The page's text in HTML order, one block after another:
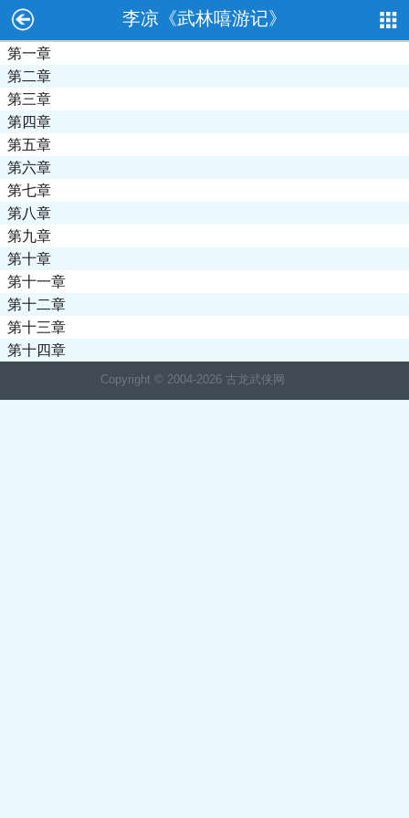
李凉《武林嘻游记》
第一章
第二章
第三章
第四章
第五章
第六章
第七章
第八章
第九章
第十章
第十一章
第十二章
第十三章
第十四章
Copyright © 2004-2026 古龙武侠网